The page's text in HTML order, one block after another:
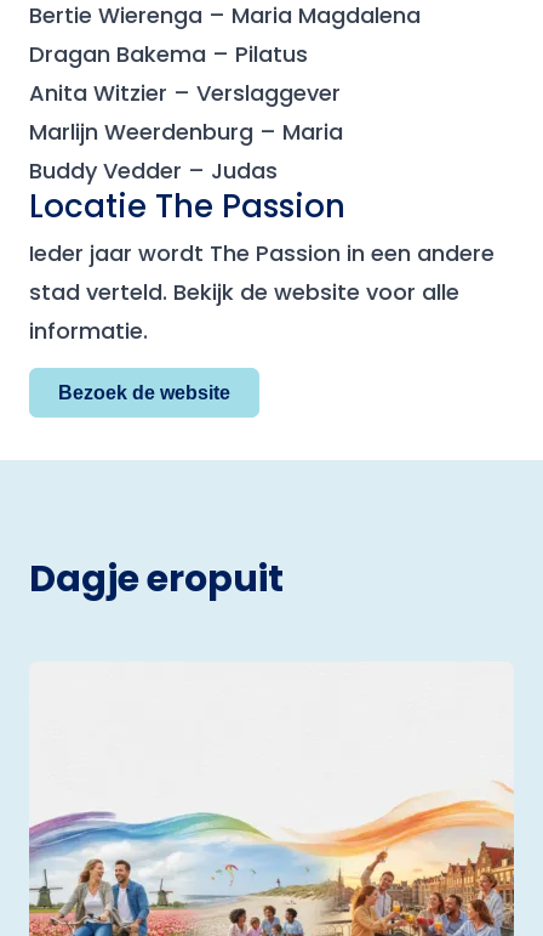
Bertie Wierenga – Maria Magdalena
Dragan Bakema – Pilatus
Anita Witzier – Verslaggever
Marlijn Weerdenburg – Maria
Buddy Vedder – Judas
Locatie The Passion
Ieder jaar wordt The Passion in een andere
stad verteld. Bekijk de website voor alle
informatie.
Bezoek de website
Dagje eropuit